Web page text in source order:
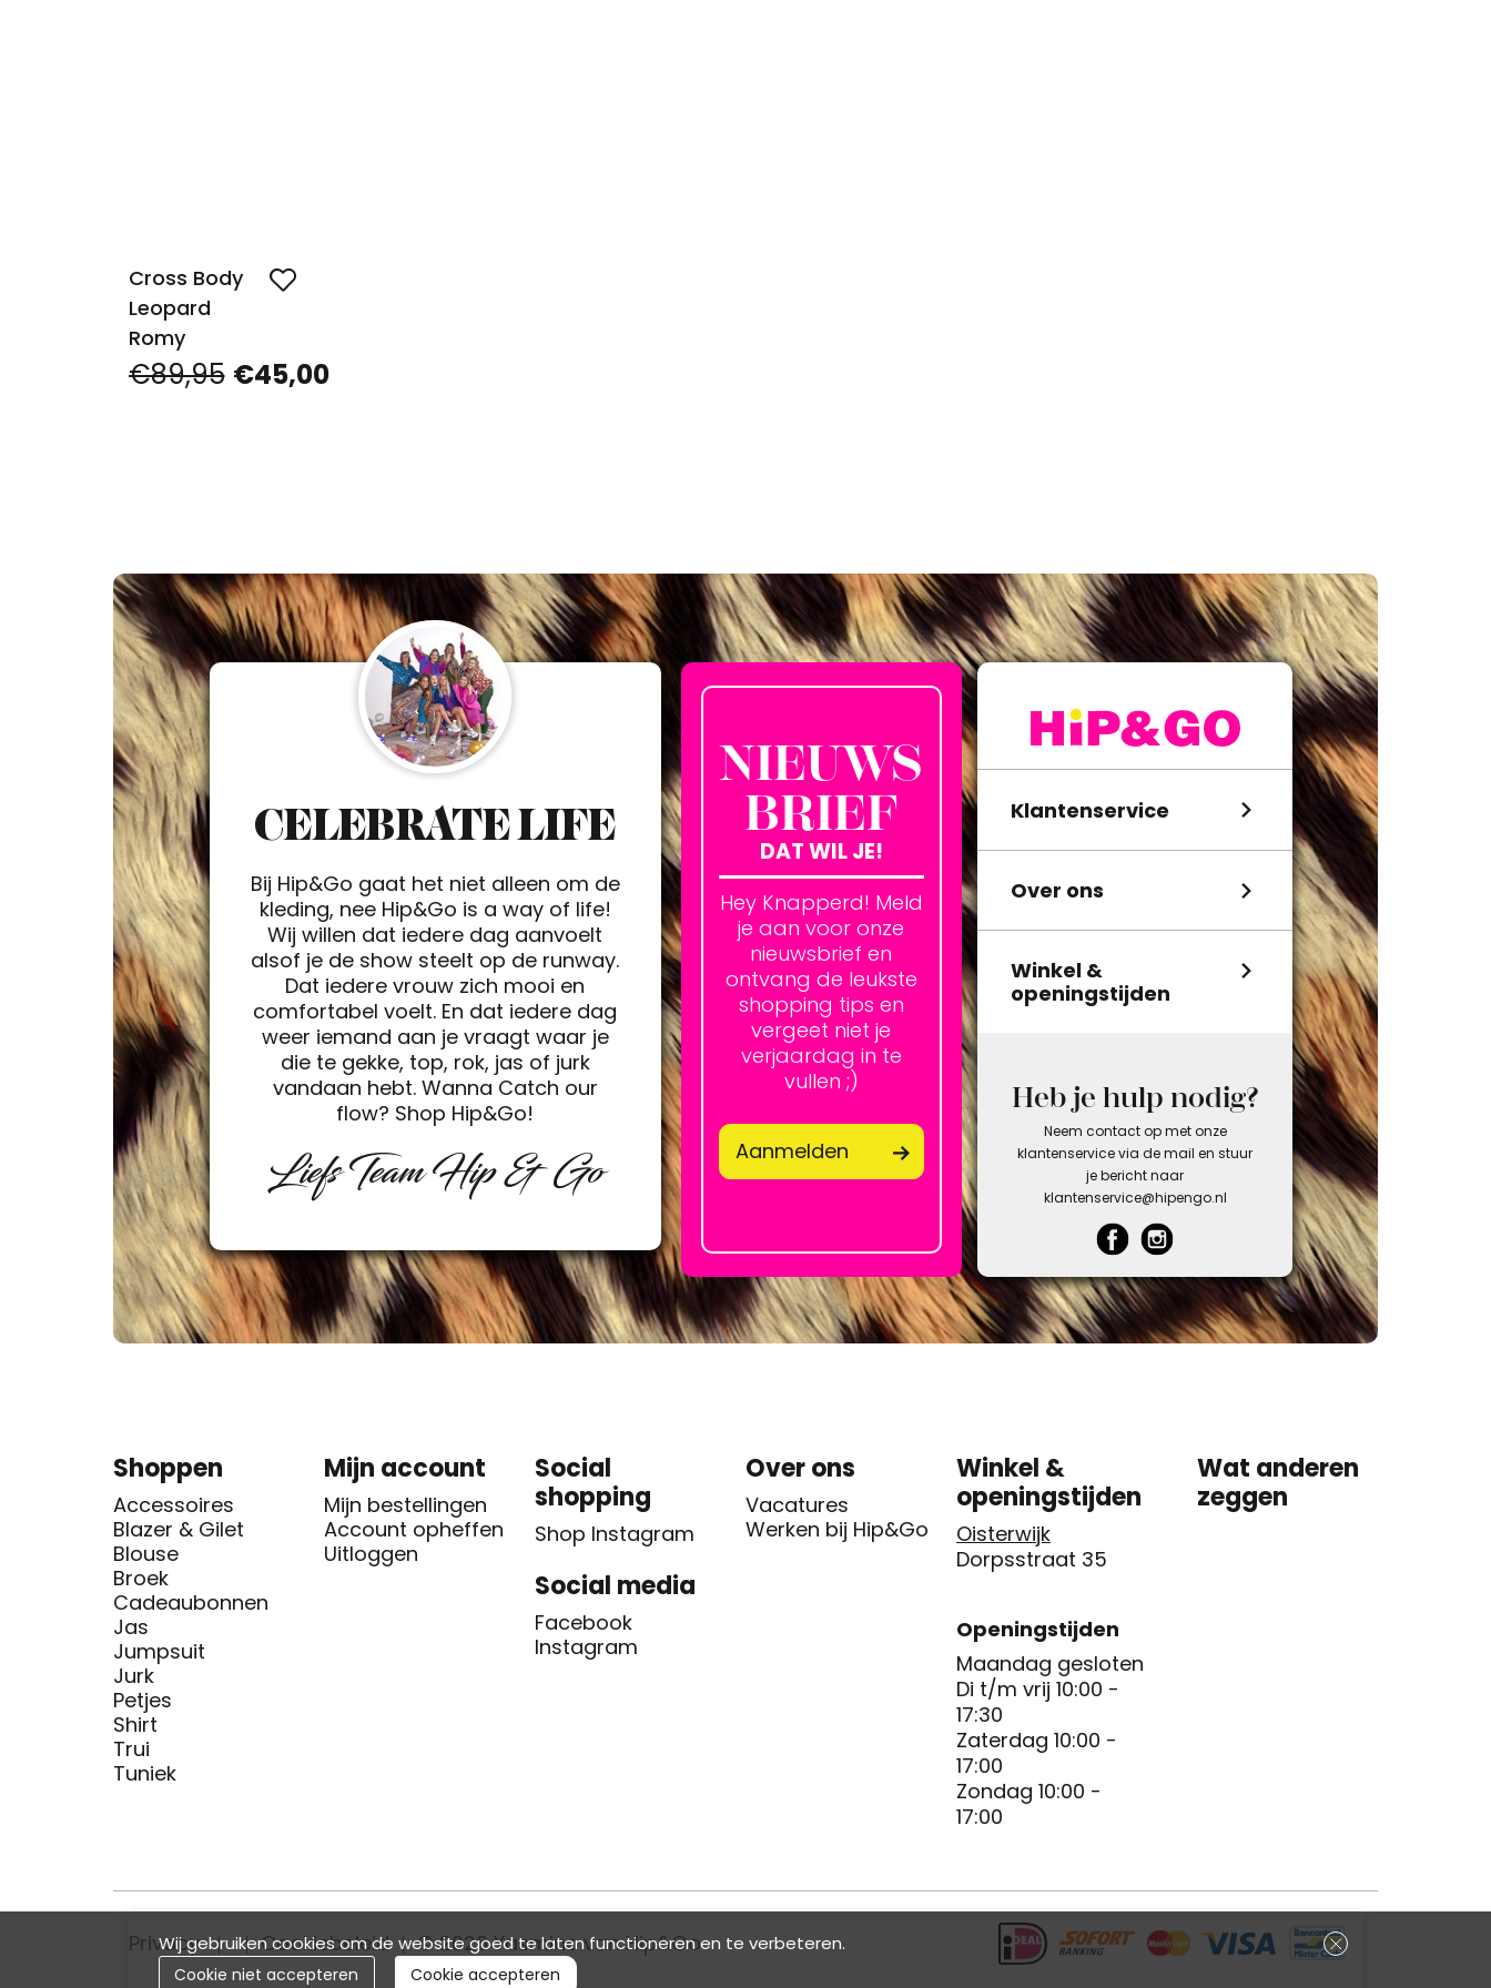
Cross Body
Leopard
Romy
€89,95 €45,00
CELEBRATE LIFE
Bij Hip&Go gaat het niet alleen om de
kleding, nee Hip&Go is a way of life!
Wij willen dat iedere dag aanvoelt
alsof je de show steelt op de runway.
Dat iedere vrouw zich mooi en
comfortabel voelt. En dat iedere dag
weer iemand aan je vraagt waar je
die te gekke, top, rok, jas of jurk
vandaan hebt. Wanna Catch our
flow? Shop Hip&Go!
Liefs Team Hip & Go
NIEUWS
BRIEF
DAT WIL JE!
Hey Knapperd! Meld
je aan voor onze
nieuwsbrief en
ontvang de leukste
shopping tips en
vergeet niet je
verjaardag in te
vullen ;)
Aanmelden
Klantenservice
Over ons
Winkel &
openingstijden
Heb je hulp nodig?
Neem contact op met onze
klantenservice via de mail en stuur
je bericht naar
klantenservice@hipengo.nl
Shoppen
Accessoires
Blazer & Gilet
Blouse
Broek
Cadeaubonnen
Jas
Jumpsuit
Jurk
Petjes
Shirt
Trui
Tuniek
Mijn account
Mijn bestellingen
Account opheffen
Uitloggen
Social
shopping
Shop Instagram
Social media
Facebook
Instagram
Over ons
Vacatures
Werken bij Hip&Go
Winkel &
openingstijden
Oisterwijk
Dorpsstraat 35
Openingstijden
Maandag gesloten
Di t/m vrij 10:00 -
17:30
Zaterdag 10:00 -
17:00
Zondag 10:00 -
17:00
Wat anderen
zeggen
Privacy Cookiebeleid © 2026 Yasmine van Hip&Go
Wij gebruiken cookies om de website goed te laten functioneren en te verbeteren.